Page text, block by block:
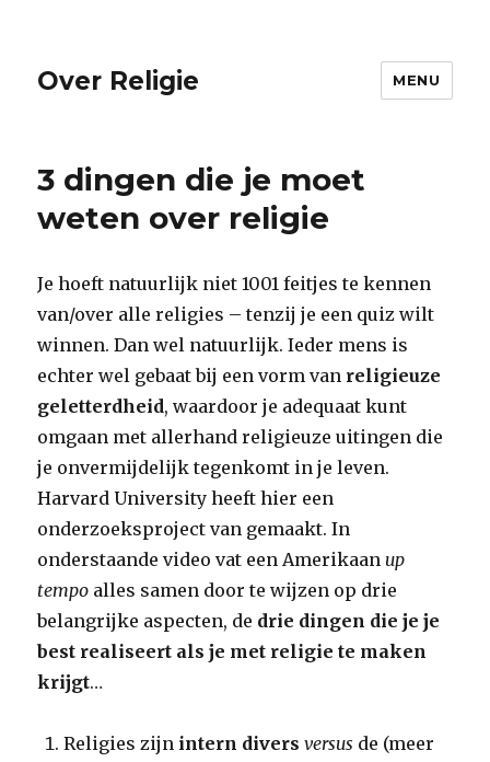
Over Religie MENU
3 dingen die je moet
weten over religie
Je hoeft natuurlijk niet 1001 feitjes te kennen
van/over alle religies – tenzij je een quiz wilt
winnen. Dan wel natuurlijk. Ieder mens is
echter wel gebaat bij een vorm van religieuze
geletterdheid, waardoor je adequaat kunt
omgaan met allerhand religieuze uitingen die
je onvermijdelijk tegenkomt in je leven.
Harvard University heeft hier een
onderzoeksproject van gemaakt. In
onderstaande video vat een Amerikaan up
tempo alles samen door te wijzen op drie
belangrijke aspecten, de drie dingen die je je
best realiseert als je met religie te maken
krijgt…
Religies zijn intern diversversus de (meer